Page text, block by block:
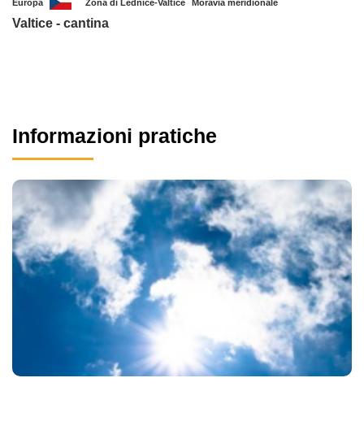
Europa Zona di Lednice-Valtice Moravia meridionale
Valtice - cantina
Informazioni pratiche